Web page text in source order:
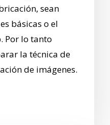
sean
básicas o el
Por lo tanto
la técnica de
de imágenes.